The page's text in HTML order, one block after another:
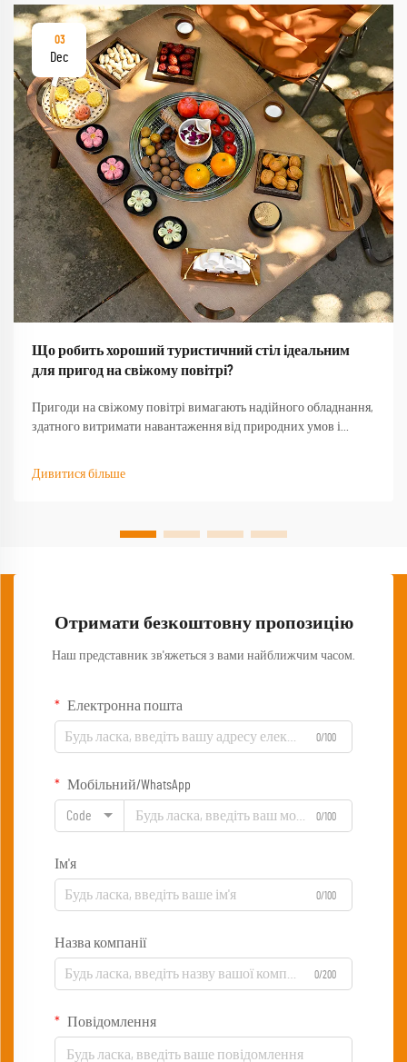
03
Dec
Що робить хороший туристичний стіл ідеальним
для пригод на свіжому повітрі?
Пригоди на свіжому повітрі вимагають надійного обладнання,
здатного витримати навантаження від природних умов і
успішного досвіду на природі, перетворюючи базовий
Дивитися більше
Отримати безкоштовну пропозицію
Наш представник зв'яжеться з вами найближчим часом.
Електронна пошта
0/100
Мобільний/WhatsApp
Code 0/100
Ім'я
0/100
Назва компанії
0/200
Повідомлення